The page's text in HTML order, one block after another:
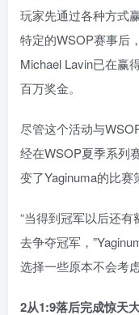
玩家先通过各种方式
特定的WSOP赛事后
Michael Lavin已在赢
百万奖金。
尽管这个活动与
经在WSOP夏季系列
变了Yaginuma的比赛
“当得到冠军以后还
去争夺冠军，
选择一些原本不会考
2从1:9落后完成惊天